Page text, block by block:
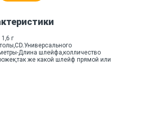
1,6 г
Длина шлейфа,колличество
же какой шлейф прямой или